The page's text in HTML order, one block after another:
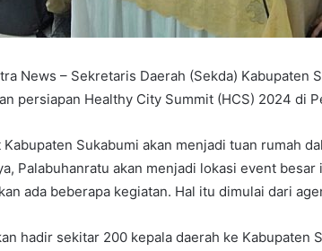
News – Sekretaris Daerah (Sekda) Kabupaten
persiapan Healthy City Summit (HCS) 2024 di
Kabupaten Sukabumi akan menjadi tuan rumah
Palabuhanratu akan menjadi lokasi event
ada beberapa kegiatan. Hal itu dimulai dari
hadir sekitar 200 kepala daerah ke Kabupaten